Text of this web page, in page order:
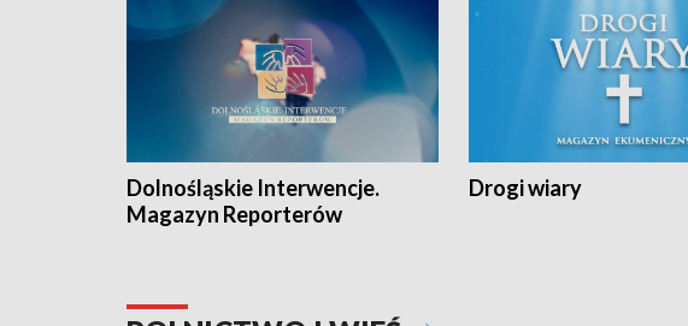
Dolnośląskie Interwencje.
Magazyn Reporterów
Drogi wiary